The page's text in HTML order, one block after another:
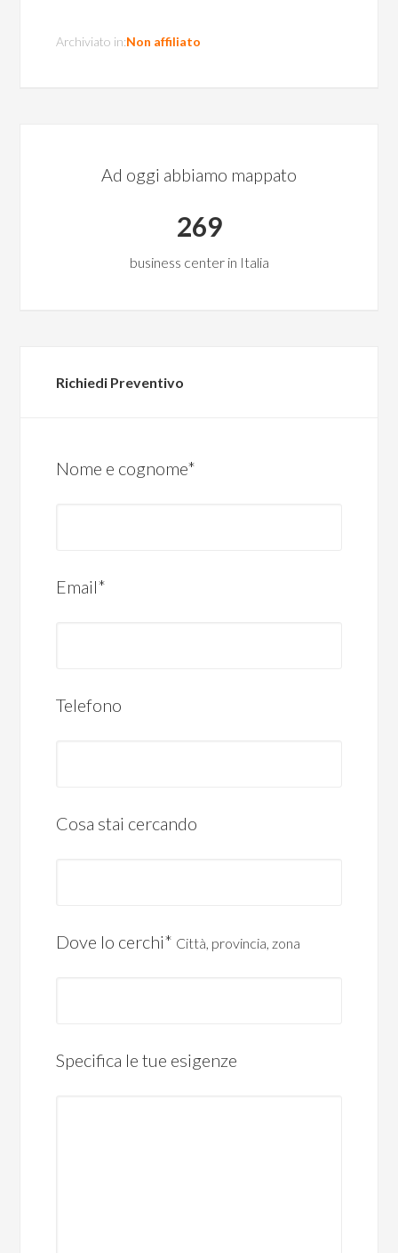
Archiviato in:Non affiliato
Ad oggi abbiamo mappato
269
business center in Italia
Richiedi Preventivo
Nome e cognome*
Email*
Telefono
Cosa stai cercando
Dove lo cerchi* Città, provincia, zona
Specifica le tue esigenze